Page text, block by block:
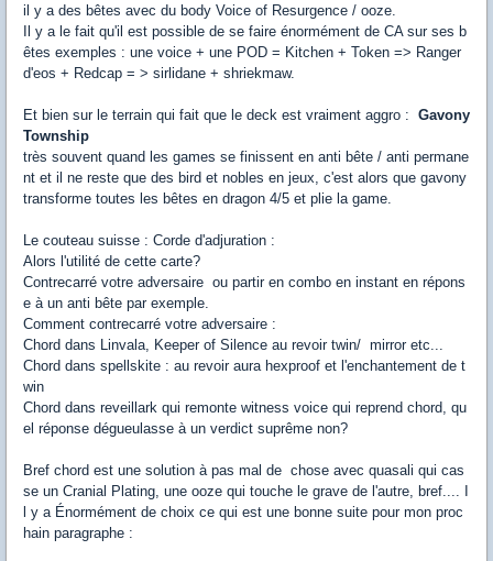
il y a des bêtes avec du body Voice of Resurgence / ooze.
Il y a le fait qu'il est possible de se faire énormément de CA sur ses b
êtes exemples : une voice + une POD = Kitchen + Token => Ranger
d'eos + Redcap = > sirlidane + shriekmaw.
Et bien sur le terrain qui fait que le deck est vraiment aggro : Gavony
Township
très souvent quand les games se finissent en anti bête / anti permane
nt et il ne reste que des bird et nobles en jeux, c'est alors que gavony
transforme toutes les bêtes en dragon 4/5 et plie la game.
Le couteau suisse : Corde d'adjuration :
Alors l'utilité de cette carte?
Contrecarré votre adversaire ou partir en combo en instant en répons
e à un anti bête par exemple.
Comment contrecarré votre adversaire :
Chord dans Linvala, Keeper of Silence au revoir twin/ mirror etc...
Chord dans spellskite : au revoir aura hexproof et l'enchantement de t
win
Chord dans reveillark qui remonte witness voice qui reprend chord, qu
el réponse dégueulasse à un verdict suprême non?
Bref chord est une solution à pas mal de chose avec quasali qui cas
se un Cranial Plating, une ooze qui touche le grave de l'autre, bref.... I
l y a Énormément de choix ce qui est une bonne suite pour mon proc
hain paragraphe :